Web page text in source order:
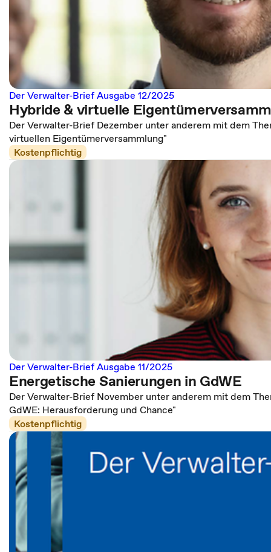
Der Verwalter-Brief Ausgabe 12/2025
Hybride & virtuelle
Der Verwalter-Brief Dezember unter anderem mit dem
virtuellen Eigentümerversammlung"
Kostenpflichtig
Der Verwalter-Brief Ausgabe 11/2025
Energetische Sanierungen in GdWE
Der Verwalter-Brief November unter anderem mit dem
GdWE: Herausforderung und Chance"
Kostenpflichtig